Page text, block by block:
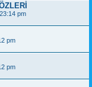
pm
pm
pm